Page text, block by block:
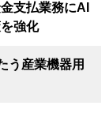
支払業務にAI
強化
う産業機器用